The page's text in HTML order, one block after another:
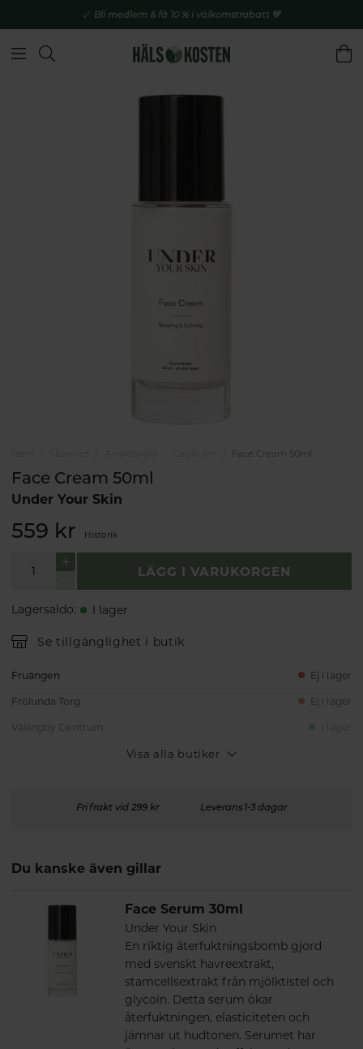
Bli medlem & få 10 % i välkomstrabatt 💚
Face Cream 50ml
Face Cream 50ml
Under Your Skin
559 kr Historik
LÄGG I VARUKORGEN
Lagersaldo: I lager
Se tillgänglighet i butik
Fruängen Ej i lager
Frölunda Torg Ej i lager
Visa alla butiker
Fri frakt vid 299 kr Leverans 1-3 dagar
Du kanske även gillar
Face Serum 30ml
Under Your Skin
En riktig återfuktningsbomb gjord
med svenskt havreextrakt,
stamcellsextrakt från mjölktistel och
glycoin. Detta serum ökar
återfuktningen, elasticiteten och
jämnar ut hudtonen. Serumet har